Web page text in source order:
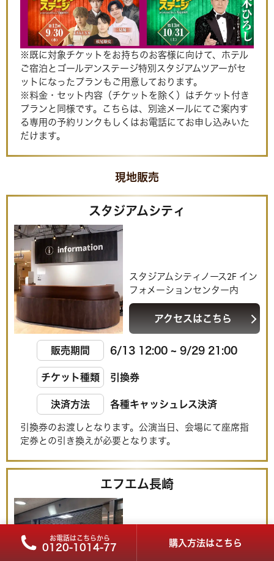
※既に対象チケットをお持ちのお客様に向けて、ホテル
ご宿泊とゴールデンステージ特別スタジアムツアーがセ
ットになったプランもご用意しております。
※料金・セット内容（チケットを除く）はチケット付き
プランと同様です。こちらは、別途メールにてご案内す
る専用の予約リンクもしくはお電話にてお申し込みいた
だけます。
現地販売
スタジアムシティ
スタジアムシティノース2F イン
フォメーションセンター内
アクセスはこちら
販売期間 6/13 12:00 ~ 9/29 21:00
チケット種類 引換券
決済方法 各種キャッシュレス決済
引換券のお渡しとなります。公演当日、会場にて座席指
定券との引き換えが必要となります。
エフエム長崎
お電話はこちらから
0120-1014-77 購入方法はこちら